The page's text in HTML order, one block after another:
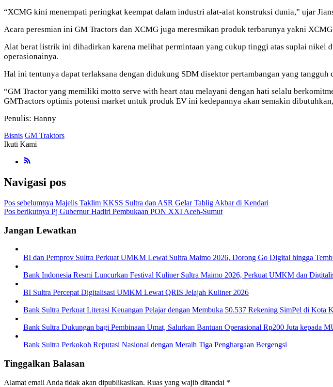
“XCMG kini menempati peringkat keempat dalam industri alat-alat konstruksi dunia,” ujar
Acara peresmian ini GM Tractors dan XCMG juga meresmikan produk terbarunya yakni
Alat berat listrik ini dihadirkan karena melihat permintaan yang cukup tinggi atas suplai nikel
operasionainya.
Hal ini tentunya dapat terlaksana dengan didukung SDM disektor pertambangan yang
“GM Tractor yang memiliki motto serve with heart atau melayani dengan hati selalu
GMTractors optimis potensi market untuk produk EV ini kedepannya akan semakin
Penulis: Hanny
Bisnis GM Traktors
Ikuti Kami
Navigasi pos
Pos sebelumnya Majelis Taklim KKSS Sultra dan ASR Gelar Tablig Akbar di Kendari
Pos berikutnya Pj Gubernur Hadiri Pembukaan PON XXI Aceh-Sumut
Jangan Lewatkan
BI dan Pemprov Sultra Perkuat UMKM Lewat Sultra Maimo 2026, Dorong Go Digital hingga
Bank Indonesia Resmi Luncurkan Festival Kuliner Sultra Maimo 2026, Perkuat UMKM dan
BI Sultra Percepat Digitalisasi UMKM Lewat QRIS Jelajah Kuliner 2026
Bank Sultra Perkuat Literasi Keuangan Pelajar dengan Membuka 50.537 Rekening SimPel di Kota
Bank Sultra Dukungan bagi Pembinaan Umat, Salurkan Bantuan Operasional Rp200 Juta kepada
Bank Sultra Perkokoh Reputasi Nasional dengan Meraih Tiga Penghargaan Bergengsi
Tinggalkan Balasan
Alamat email Anda tidak akan dipublikasikan. Ruas yang wajib ditandai *